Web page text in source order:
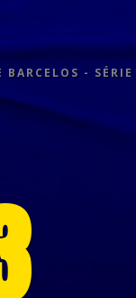
BARCELOS -